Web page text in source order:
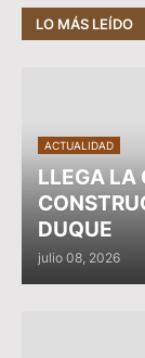
LO MÁS LEÍDO
ACTUALIDAD
LLEGA LA
DUQUE
julio 08, 2026